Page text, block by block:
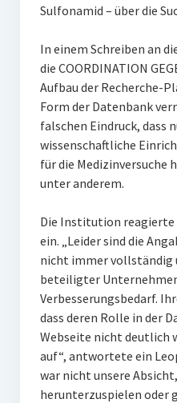
Sulfonamid – über die
In einem Schreiben an
die COORDINATION
Aufbau der Recherche-
Form der Datenbank
falschen Eindruck, dass
wissenschaftliche
für die Medizinversuche
unter anderem.
Die Institution reagierte
ein. „Leider sind die
nicht immer vollständig
beteiligter
Verbesserungsbedarf.
dass deren Rolle in der
Webseite nicht deutlich
auf“, antwortete ein
war nicht unsere
herunterzuspielen oder